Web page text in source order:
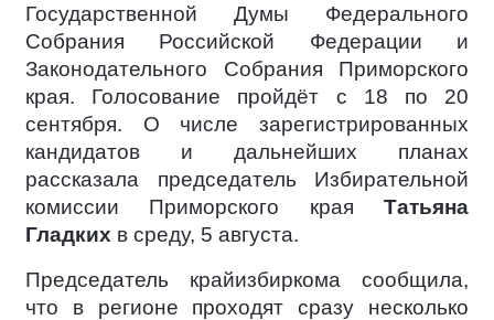
Государственной Думы Федерального
Собрания Российской Федерации и
Законодательного Собрания Приморского
края. Голосование пройдёт с 18 по 20
сентября. О числе зарегистрированных
кандидатов и дальнейших планах
рассказала председатель Избирательной
комиссии Приморского края Татьяна
Гладких в среду, 5 августа.
Председатель крайизбиркома сообщила,
что в регионе проходят сразу несколько